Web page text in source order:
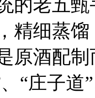
老五甄
精细蒸
原酒配
“庄子道